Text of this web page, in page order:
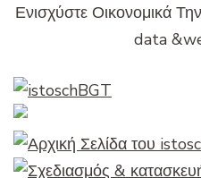
Ενισχύστε Οικονομικά
data